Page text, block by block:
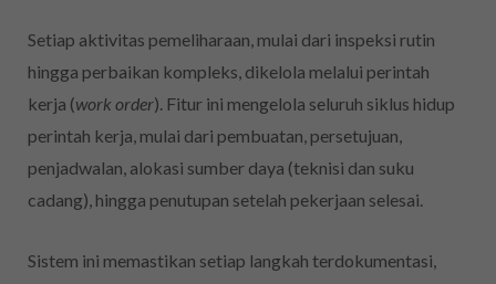
Setiap aktivitas pemeliharaan, mulai dari inspeksi rutin
hingga perbaikan kompleks, dikelola melalui perintah
kerja (work order). Fitur ini mengelola seluruh siklus hidup
perintah kerja, mulai dari pembuatan, persetujuan,
penjadwalan, alokasi sumber daya (teknisi dan suku
cadang), hingga penutupan setelah pekerjaan selesai.
Sistem ini memastikan setiap langkah terdokumentasi,